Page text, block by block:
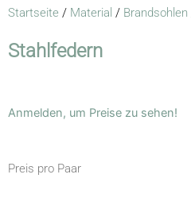
Startseite / Material / Brandsohlen
Stahlfedern
Anmelden, um Preise zu sehen!
Preis pro Paar